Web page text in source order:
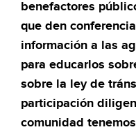
benefactores
que den
información a las
para educarlos
sobre la ley de
participación
comunidad